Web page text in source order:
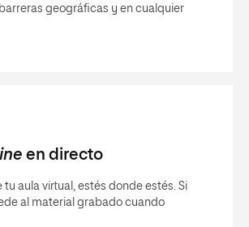
geográficas y en cualquier
en directo
tu aula virtual, estés donde estés. Si
al material grabado cuando